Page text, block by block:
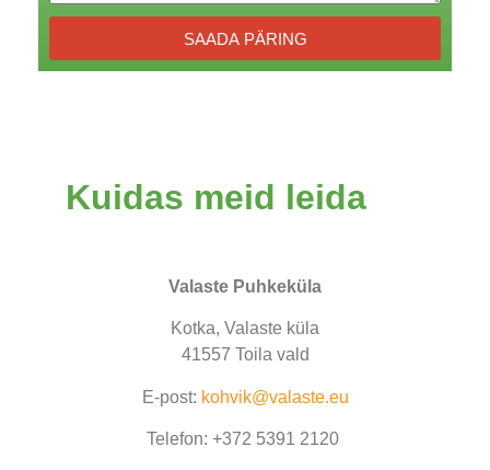
SAADA PÄRING
Kuidas meid leida
Valaste Puhkeküla
Kotka, Valaste küla
41557 Toila vald
E-post: kohvik@valaste.eu
Telefon: +372 5391 2120